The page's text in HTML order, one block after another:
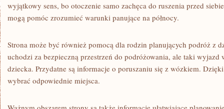
wyjątkowy sens, bo otoczenie samo zachęca do ruszenia przed
mogą pomóc zrozumieć warunki panujące na północy.
Strona może być również pomocą dla rodzin planujących podróż z
uchodzi za bezpieczną przestrzeń do podróżowania, ale taki wyjazd
dziecka. Przydatne są informacje o poruszaniu się z wózkiem.
wybrać odpowiednie miejsca.